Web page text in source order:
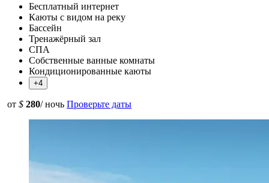
Бесплатный интернет
Каюты с видом на реку
Бассейн
Тренажёрный зал
СПА
Собственные ванные комнаты
Кондиционированные каюты
+4
от $ 280/ ночь Проверьте даты